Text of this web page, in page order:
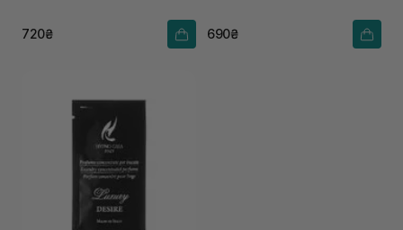
720₴ 690₴